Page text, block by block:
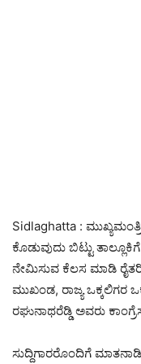
Sidlaghatta :
ಕೊಡುವುದು ಬಿಟ್ಟು
ನೇಮಿಸುವ ಕೆಲಸ ಮಾಡಿ
ಮುಖಂಡ, ರಾಜ್ಯ ಒಕ್ಕಲಿಗರ
ರಘುನಾಥರೆಡ್ಡಿ ಅವರು
ಸುದ್ದಿಗಾರರೊಂದಿಗೆ